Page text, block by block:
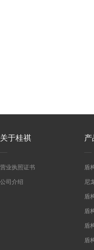
关于桂祺
营业执照证书
公司介绍
产
盾
尼
盾
盾
盾
盾